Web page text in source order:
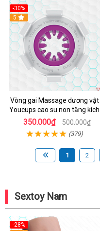
-30%
5
Vòng gai Massage dương vật
Youcups cao su non tăng kích
thước
350.000₫ 500.000₫
(379)
1 2
Sextoy Nam
-28%